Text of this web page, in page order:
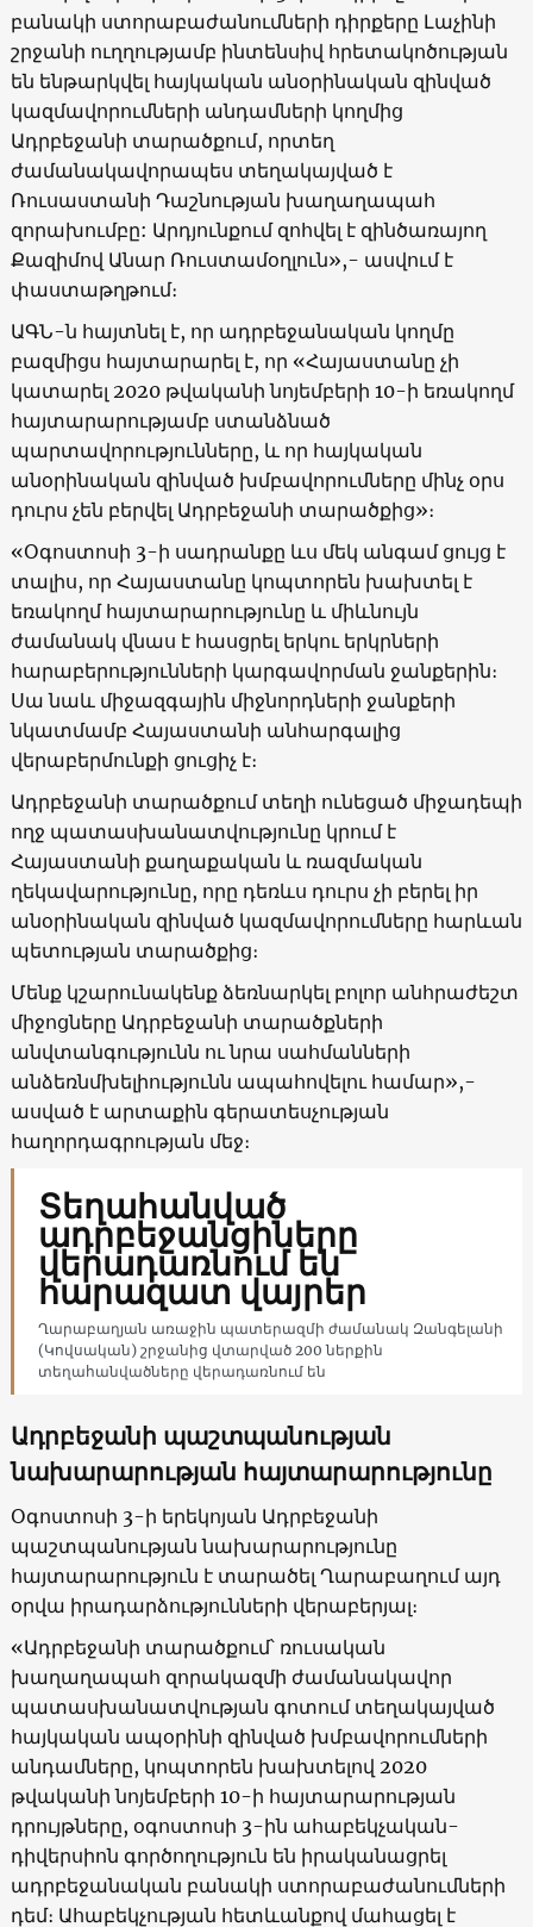
բանակի ստորաբաժանումների դիրքերը Լաչինի
շրջանի ուղղությամբ ինտենսիվ հրետակոծության
են ենթարկվել հայկական անօրինական զինված
կազմավորումների անդամների կողմից
Ադրբեջանի տարածքում, որտեղ
ժամանակավորապես տեղակայված է
Ռուսաստանի Դաշնության խաղաղապահ
զորախումբը: Արդյունքում զոհվել է զինծառայող
Քազիմով Անար Ռուստամօղլուն»,- ասվում է
փաստաթղթում։
ԱԳՆ-ն հայտնել է, որ ադրբեջանական կողմը
բազմիցս հայտարարել է, որ «Հայաստանը չի
կատարել 2020 թվականի նոյեմբերի 10-ի եռակողմ
հայտարարությամբ ստանձնած
պարտավորությունները, և որ հայկական
անօրինական զինված խմբավորումները մինչ օրս
դուրս չեն բերվել Ադրբեջանի տարածքից»։
«Օգոստոսի 3-ի սադրանքը ևս մեկ անգամ ցույց է
տալիս, որ Հայաստանը կոպտորեն խախտել է
եռակողմ հայտարարությունը և միևնույն
ժամանակ վնաս է հասցրել երկու երկրների
հարաբերությունների կարգավորման ջանքերին։
Սա նաև միջազգային միջնորդների ջանքերի
նկատմամբ Հայաստանի անհարգալից
վերաբերմունքի ցուցիչ է։
Ադրբեջանի տարածքում տեղի ունեցած միջադեպի
ողջ պատասխանատվությունը կրում է
Հայաստանի քաղաքական և ռազմական
ղեկավարությունը, որը դեռևս դուրս չի բերել իր
անօրինական զինված կազմավորումները հարևան
պետության տարածքից։
Մենք կշարունակենք ձեռնարկել բոլոր անհրաժեշտ
միջոցները Ադրբեջանի տարածքների
անվտանգությունն ու նրա սահմանների
անձեռնմխելիությունն ապահովելու համար»,-
ասված է արտաքին գերատեսչության
հաղորդագրության մեջ։
Տեղահանված
ադրբեջանցիները
վերադառնում են
հարազատ վայրեր
Ղարաբաղյան առաջին պատերազմի ժամանակ Զանգելանի
(Կովսական) շրջանից վտարված 200 ներքին
տեղահանվածները վերադառնում են
Ադրբեջանի պաշտպանության
նախարարության հայտարարությունը
Օգոստոսի 3-ի երեկոյան Ադրբեջանի
պաշտպանության նախարարությունը
հայտարարություն է տարածել Ղարաբաղում այդ
օրվա իրադարձությունների վերաբերյալ։
«Ադրբեջանի տարածքում՝ ռուսական
խաղաղապահ զորակազմի ժամանակավոր
պատասխանատվության գոտում տեղակայված
հայկական ապօրինի զինված խմբավորումների
անդամները, կոպտորեն խախտելով 2020
թվականի նոյեմբերի 10-ի հայտարարության
դրույթները, օգոստոսի 3-ին ահաբեկչական-
դիվերսիոն գործողություն են իրականացրել
ադրբեջանական բանակի ստորաբաժանումների
դեմ։ Ահաբեկչության հետևանքով մահացել է